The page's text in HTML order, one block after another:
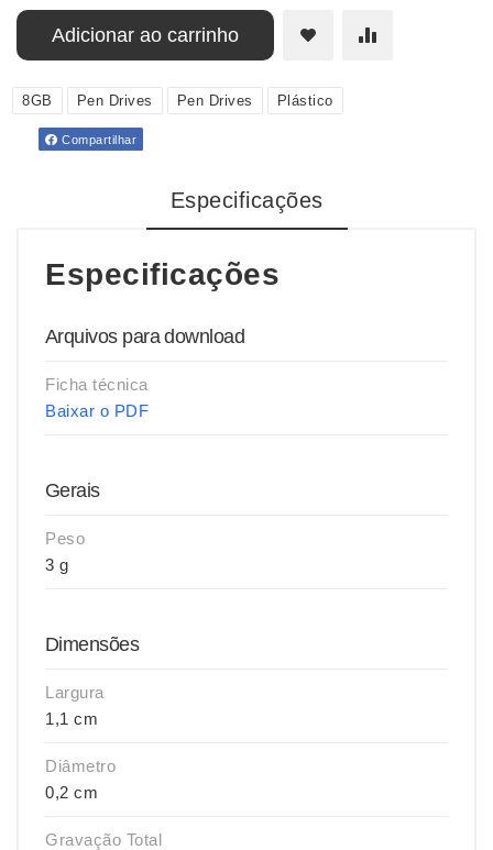
Adicionar ao carrinho
8GB Pen Drives Pen Drives Plástico
Compartilhar
Especificações
Especificações
Arquivos para download
Ficha técnica
Baixar o PDF
Gerais
Peso
3 g
Dimensões
Largura
1,1 cm
Diâmetro
0,2 cm
Gravação Total